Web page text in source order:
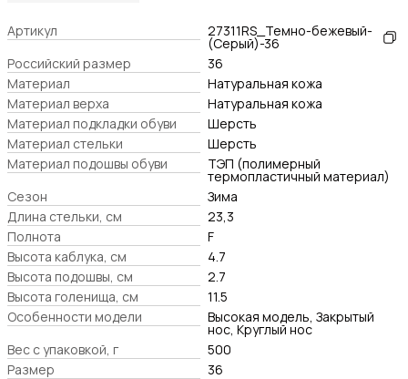
Артикул 27311RS_Темно-бежевый-
(Серый)-36
Российский размер
36
Материал
Натуральная кожа
Материал верха
Натуральная кожа
Материал подкладки обуви
Шерсть
Материал стельки
Шерсть
Материал подошвы обуви
ТЭП (полимерный
термопластичный материал)
Сезон
Зима
Длина стельки, см
23,3
Полнота
F
Высота каблука, см
4.7
Высота подошвы, см
2.7
Высота голенища, см
11.5
Особенности модели
Высокая модель, Закрытый
нос, Круглый нос
Вес с упаковкой, г
500
Размер
36